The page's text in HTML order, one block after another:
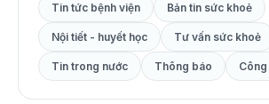
Tin tức bệnh viện Bản tin sức khoẻ
Nội tiết - huyết học Tư vấn sức khoẻ
Tin trong nước Thông báo